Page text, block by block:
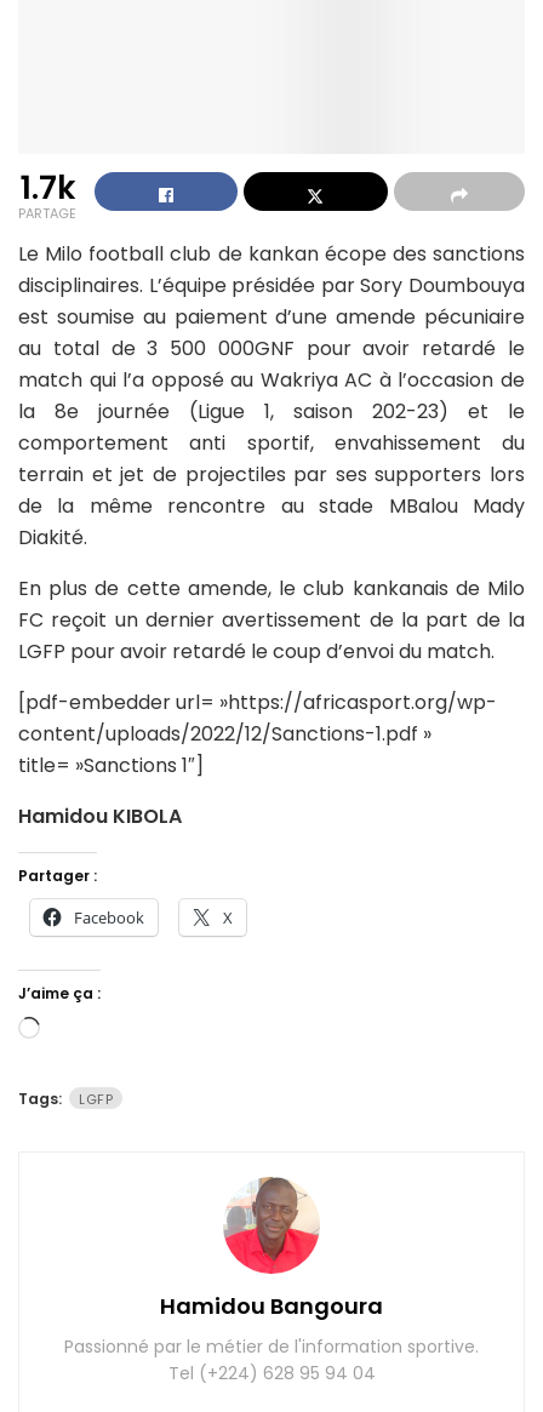
1.7k
PARTAGE
Le Milo football club de kankan écope des sanctions
disciplinaires. L’équipe présidée par Sory Doumbouya
est soumise au paiement d’une amende pécuniaire
au total de 3 500 000GNF pour avoir retardé le
match qui l’a opposé au Wakriya AC à l’occasion de
la 8e journée (Ligue 1, saison 202-23) et le
comportement anti sportif, envahissement du
terrain et jet de projectiles par ses supporters lors
de la même rencontre au stade MBalou Mady
Diakité.
En plus de cette amende, le club kankanais de Milo
FC reçoit un dernier avertissement de la part de la
LGFP pour avoir retardé le coup d’envoi du match.
[pdf-embedder url= »https://africasport.org/wp-
content/uploads/2022/12/Sanctions-1.pdf »
title= »Sanctions 1″]
Hamidou KIBOLA
Partager :
Facebook X
J’aime ça :
Chargement…
Tags: LGFP
Hamidou Bangoura
Passionné par le métier de l'information sportive.
Tel (+224) 628 95 94 04